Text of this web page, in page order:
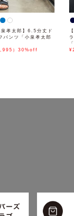
孝太郎】6.5分丈ド
パンツ「小泉孝太郎
）30%off